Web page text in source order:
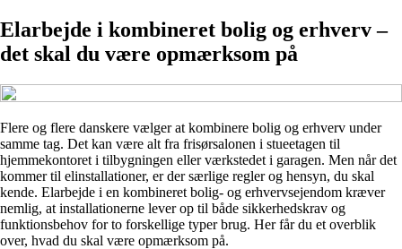
Elarbejde i kombineret bolig og erhverv –
det skal du være opmærksom på
Flere og flere danskere vælger at kombinere bolig og erhverv under
samme tag. Det kan være alt fra frisørsalonen i stueetagen til
hjemmekontoret i tilbygningen eller værkstedet i garagen. Men når det
kommer til elinstallationer, er der særlige regler og hensyn, du skal
kende. Elarbejde i en kombineret bolig- og erhvervsejendom kræver
nemlig, at installationerne lever op til både sikkerhedskrav og
funktionsbehov for to forskellige typer brug. Her får du et overblik
over, hvad du skal være opmærksom på.